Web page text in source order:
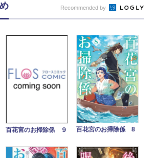
Recommended by
百花宮のお掃除係 ９ 百花宮のお掃除係 8